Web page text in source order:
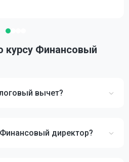
курсу Финансовый
вычет?
директор?